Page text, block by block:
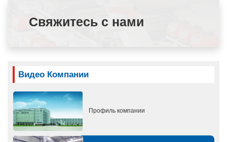
Свяжитесь с нами
Видео Компании
Профиль компании